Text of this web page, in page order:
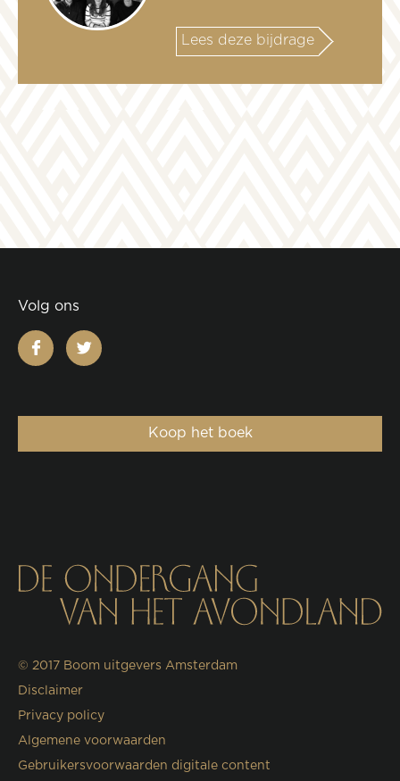
Lees deze bijdrage
Volg ons
facebooktwitter
Koop het boek
© 2017 Boom uitgevers Amsterdam
Disclaimer
Privacy policy
Algemene voorwaarden
Gebruikersvoorwaarden digitale content